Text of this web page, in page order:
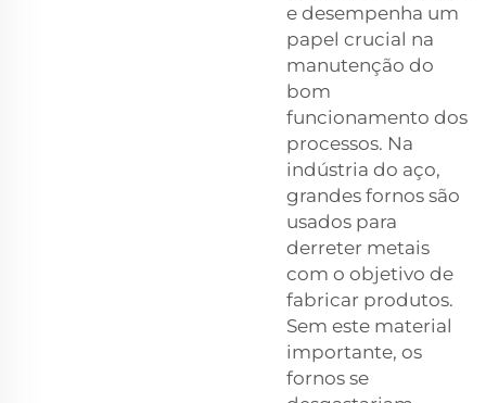
e desempenha um
papel crucial na
manutenção do
bom
funcionamento dos
processos. Na
indústria do aço,
grandes fornos são
usados para
derreter metais
com o objetivo de
fabricar produtos.
Sem este material
importante, os
fornos se